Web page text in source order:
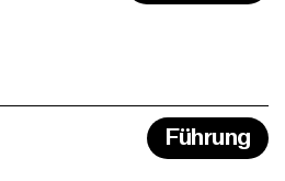
Führung